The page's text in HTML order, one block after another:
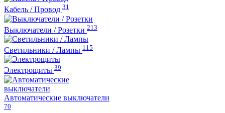
Кабель / Провод 31
Выключатели / Розетки 213
Светильники / Лампы 115
Электрощиты 39
Автоматические выключатели
70